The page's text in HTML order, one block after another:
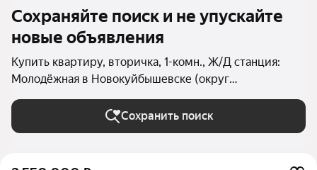
Сохраняйте поиск и не упускайте
новые объявления
Купить квартиру, вторичка, 1-комн., Ж/Д станция:
Молодёжная в Новокуйбышевске (округ
Новокуйбышевск)
Сохранить поиск